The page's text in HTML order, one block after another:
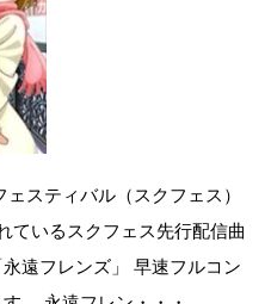
スティバル（スクフェス）
ているスクフェス先行配信曲
遠フレンズ」 早速フルコン